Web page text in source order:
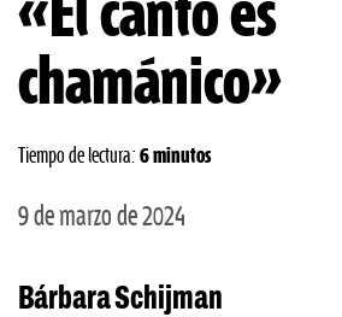
«El canto es
chamánico»
Tiempo de lectura: 6 minutos
9 de marzo de 2024
Bárbara Schijman